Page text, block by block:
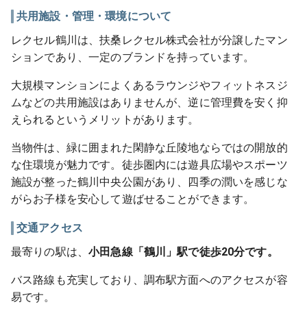
共用施設・管理・環境について
レクセル鶴川は、扶桑レクセル株式会社が分譲したマン
ションであり、一定のブランドを持っています。
大規模マンションによくあるラウンジやフィットネスジ
ムなどの共用施設はありませんが、逆に管理費を安く抑
えられるというメリットがあります。
当物件は、緑に囲まれた閑静な丘陵地ならではの開放的
な住環境が魅力です。徒歩圏内には遊具広場やスポーツ
施設が整った鶴川中央公園があり、四季の潤いを感じな
がらお子様を安心して遊ばせることができます。
交通アクセス
最寄りの駅は、小田急線「鶴川」駅で徒歩20分です。
バス路線も充実しており、調布駅方面へのアクセスが容
易です。